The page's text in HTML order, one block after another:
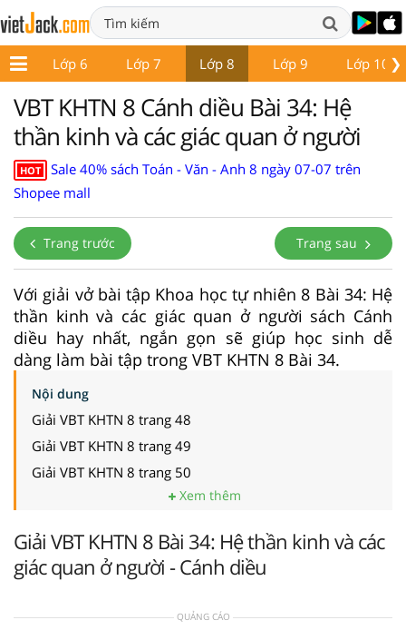
❯
5 Lớp 6 Lớp 7 Lớp 8 Lớp 9 Lớp 10
VBT KHTN 8 Cánh diều Bài 34: Hệ
thần kinh và các giác quan ở người
HOT
Sale 40% sách Toán - Văn - Anh 8 ngày 07-07 trên
Shopee mall
Trang trước Trang sau
Với giải vở bài tập Khoa học tự nhiên 8 Bài 34: Hệ
thần kinh và các giác quan ở người sách Cánh
diều hay nhất, ngắn gọn sẽ giúp học sinh dễ
dàng làm bài tập trong VBT KHTN 8 Bài 34.
Nội dung
Giải VBT KHTN 8 trang 48
Giải VBT KHTN 8 trang 49
Giải VBT KHTN 8 trang 50
Xem thêm
Giải VBT KHTN 8 Bài 34: Hệ thần kinh và các
giác quan ở người - Cánh diều
QUẢNG CÁO